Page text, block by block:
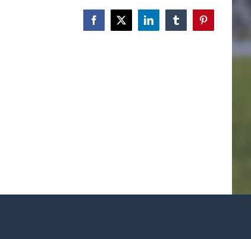
Facebook
X LinkedInTumblrPinterest